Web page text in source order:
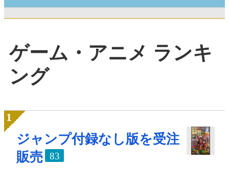
ゲーム・アニメ ランキ
ング
ジャンプ付録なし版を受注
販売
83